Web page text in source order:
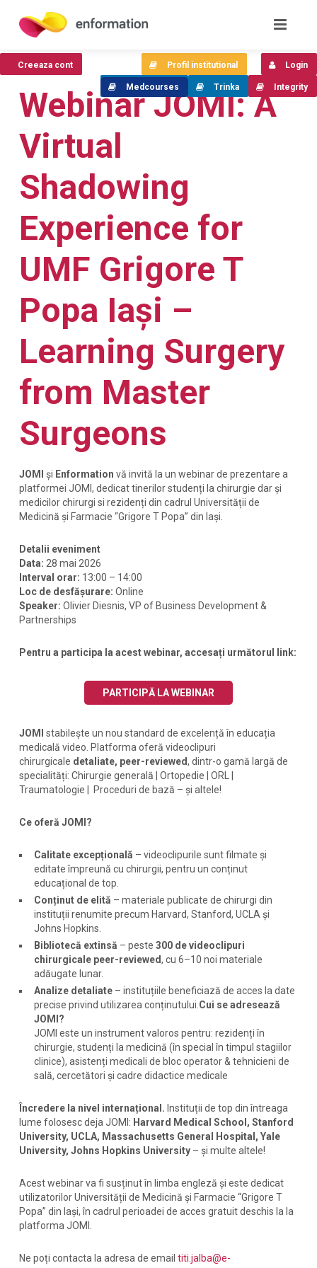
Webinar JOMI: A
Virtual
Shadowing
Experience for
UMF Grigore T
Popa Iași –
Learning Surgery
from Master
Surgeons
JOMI și Enformation vă invită la un webinar de prezentare a
platformei JOMI, dedicat tinerilor studenți la chirurgie dar și
medicilor chirurgi si rezidenți din cadrul Universității de
Medicină și Farmacie “Grigore T Popa” din Iași.
Detalii eveniment
Data: 28 mai 2026
Interval orar: 13:00 – 14:00
Loc de desfășurare: Online
Speaker: Olivier Diesnis, VP of Business Development &
Partnerships
Pentru a participa la acest webinar, accesați următorul link:
PARTICIPĂ LA WEBINAR
JOMI
stabilește un nou standard de excelență în educația
medicală video. Platforma oferă videoclipuri
chirurgicale detaliate, peer-reviewed, dintr-o gamă largă de
specialități: Chirurgie generală | Ortopedie | ORL |
Traumatologie | Proceduri de bază – și altele!
Ce oferă JOMI?
Calitate excepțională – videoclipurile sunt filmate și
editate împreună cu chirurgii, pentru un conținut
educațional de top.
Conținut de elită – materiale publicate de chirurgi din
instituții renumite precum Harvard, Stanford, UCLA și
Johns Hopkins.
Bibliotecă extinsă – peste 300 de videoclipuri
chirurgicale peer-reviewed, cu 6–10 noi materiale
adăugate lunar.
Analize detaliate– instituțiile beneficiază de acces la date
precise privind utilizarea conținutului. Cui se adresează
JOMI?
JOMI este un instrument valoros pentru: rezidenți în
chirurgie, studenți la medicină (în special în timpul stagiilor
clinice), asistenți medicali de bloc operator & tehnicieni de
sală, cercetători și cadre didactice medicale
Încredere la nivel internațional. Instituții de top din întreaga
lume folosesc deja JOMI: Harvard Medical School, Stanford
University, UCLA, Massachusetts General Hospital, Yale
University, Johns Hopkins University– și multe altele!
Acest webinar va fi susținut în limba engleză și este dedicat
utilizatorilor Universității de Medicină și Farmacie “Grigore T
Popa” din Iași, în cadrul perioadei de acces gratuit deschis la la
platforma JOMI.
Ne poți contacta la adresa de email titi.jalba@e-
Creeaza cont Login
Profil institutional
Integrity
Trinka
Medcourses